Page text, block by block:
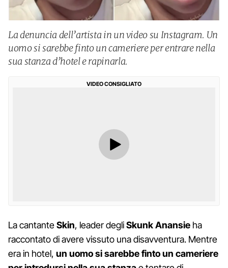
La denuncia dell’artista in un video su Instagram. Un
uomo si sarebbe finto un cameriere per entrare nella
sua stanza d’hotel e rapinarla.
VIDEO CONSIGLIATO
La cantanteSkin, leader degliSkunk Anansie ha
raccontato di avere vissuto una disavventura. Mentre
era in hotel, un uomo si sarebbe finto un cameriere